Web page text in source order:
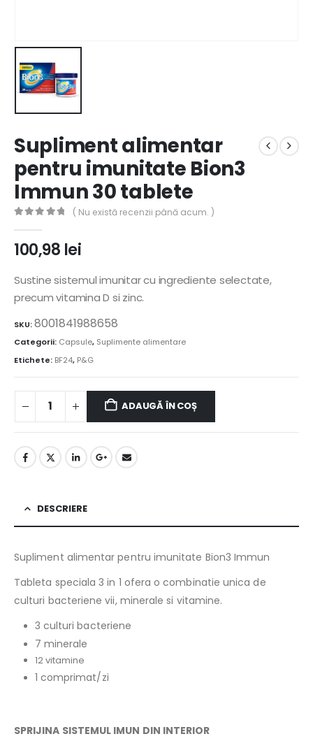
Supliment alimentar
pentru imunitate Bion3
Immun 30 tablete
( Nu există recenzii până acum. )
100,98 lei
Sustine sistemul imunitar cu ingrediente selectate,
precum vitamina D si zinc.
SKU:8001841988658
Categorii: Capsule, Suplimente alimentare
Etichete: BF24, P&G
ADAUGĂ ÎN COȘ
DESCRIERE
Supliment alimentar pentru imunitate Bion3 Immun
Tableta speciala 3 in 1 ofera o combinatie unica de
culturi bacteriene vii, minerale si vitamine.
3 culturi bacteriene
7 minerale
12 vitamine
1 comprimat/zi
SPRIJINA SISTEMUL IMUN DIN INTERIOR